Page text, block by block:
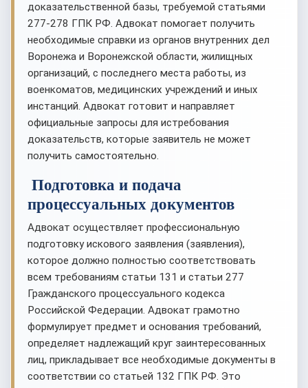
доказательственной базы, требуемой статьями
277-278 ГПК РФ. Адвокат помогает получить
необходимые справки из органов внутренних дел
Воронежа и Воронежской области, жилищных
организаций, с последнего места работы, из
военкоматов, медицинских учреждений и иных
инстанций. Адвокат готовит и направляет
официальные запросы для истребования
доказательств, которые заявитель не может
получить самостоятельно.
Подготовка и подача
процессуальных документов
Адвокат осуществляет профессиональную
подготовку искового заявления (заявления),
которое должно полностью соответствовать
всем требованиям статьи 131 и статьи 277
Гражданского процессуального кодекса
Российской Федерации. Адвокат грамотно
формулирует предмет и основания требований,
определяет надлежащий круг заинтересованных
лиц, прикладывает все необходимые документы в
соответствии со статьей 132 ГПК РФ. Это